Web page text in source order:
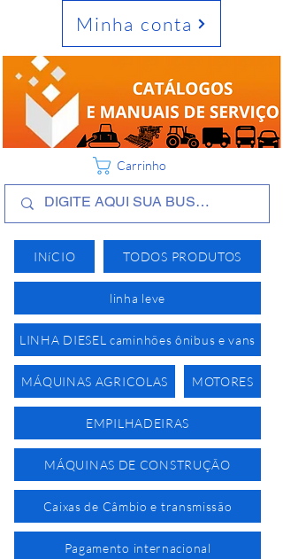
INíCIO TODOS PRODUTOS
linha leve
LINHA DIESEL caminhões ônibus e vans
MÁQUINAS AGRICOLAS MOTORES
EMPILHADEIRAS
MÁQUINAS DE CONSTRUÇÃO
Caixas de Câmbio e transmissão
Pagamento internacional
Minha conta
Carrinho